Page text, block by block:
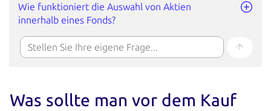
Wie funktioniert die Auswahl von Aktien
innerhalb eines Fonds?
Was sollte man vor dem Kauf